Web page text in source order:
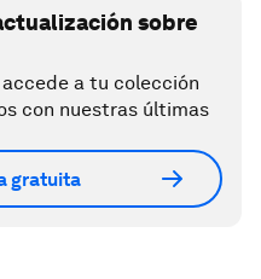
sobre
a tu colección
con nuestras últimas
gratuita